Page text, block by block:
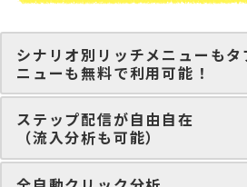
シナリオ別リッチメニューも
ニューも無料で利用可能！
ステップ配信が自由自在
（流入分析も可能）